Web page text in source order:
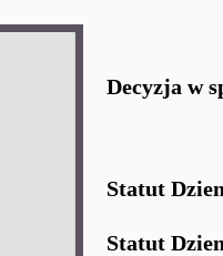
Decyzja w
Statut
Statut